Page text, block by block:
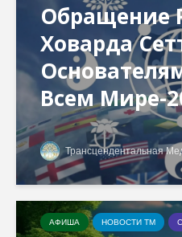
Обращение
Ховарда
Всем Мире-
Трансцендентальная
АФИША НОВОСТИ ТМ